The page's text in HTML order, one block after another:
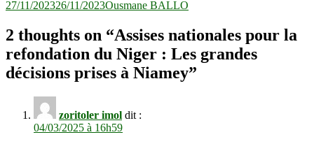
27/11/202326/11/2023Ousmane BALLO
2 thoughts on “Assises nationales pour la
refondation du Niger : Les grandes
décisions prises à Niamey”
zoritoler imol dit :
04/03/2025 à 16h59